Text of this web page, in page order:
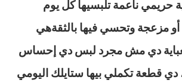
حريمي ناعمة تلبسيها كل يوم
أو مزعجة وتحسي فيها بالثقةهي
دي مش مجرد لبس دي إحساس
دي قطعة تكملي بيها ستايلك اليومي